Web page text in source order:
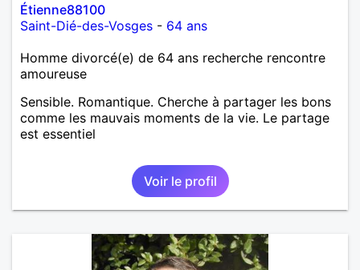
Étienne88100
Saint-Dié-des-Vosges - 64 ans
Homme divorcé(e) de 64 ans recherche rencontre
amoureuse
Sensible. Romantique. Cherche à partager les bons
comme les mauvais moments de la vie. Le partage
est essentiel
Voir le profil